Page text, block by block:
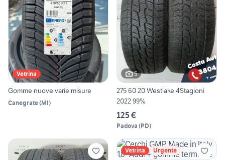
Vetrina
Gomme nuove varie misure
Canegrate(MI)
5
275 60 20 Westlake 4Stagioni
2022 99%
125 €
Padova (PD)
Vetrina Urgente